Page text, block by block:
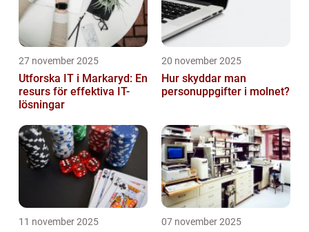
27 november 2025
Utforska IT i Markaryd: En
resurs för effektiva IT-
lösningar
20 november 2025
Hur skyddar man
personuppgifter i molnet?
11 november 2025 07 november 2025